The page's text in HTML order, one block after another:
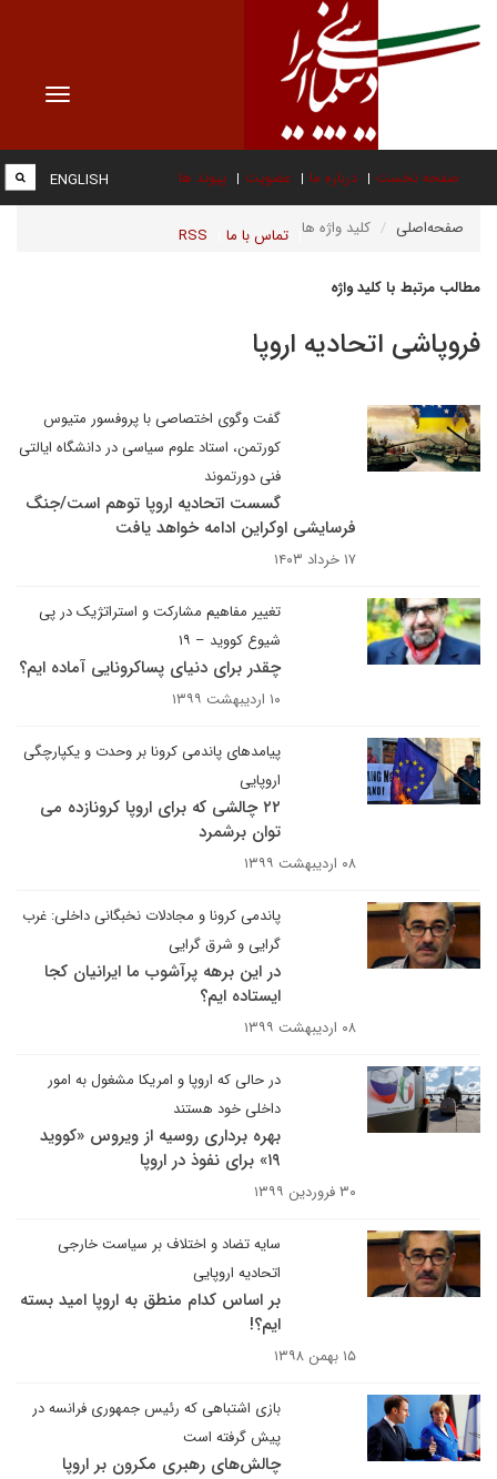
Toggle
صفحه نخست درباره ما عضویت پیوند ها
تماس با ما RSS
ENGLISH
صفحه‌اصلی کلید واژه ها
مطالب مرتبط با کلید واژه
فروپاشی اتحادیه اروپا
گفت وگوی اختصاصی با پروفسور متیوس
کورتمن، استاد علوم سیاسی در دانشگاه ایالتی
فنی دورتموند
گسست اتحادیه اروپا توهم است/جنگ
فرسایشی اوکراین ادامه خواهد یافت
۱۷ خرداد ۱۴۰۳
تغییر مفاهیم مشارکت و استراتژیک در پی
شیوع کووید – ۱۹
چقدر برای دنیای پساکرونایی آماده ایم؟
۱۰ اردیبهشت ۱۳۹۹
پیامدهای پاندمی کرونا بر وحدت و یکپارچگی
اروپایی
۲۲ چالشی که برای اروپا کرونازده می
توان برشمرد
۰۸ اردیبهشت ۱۳۹۹
پاندمی کرونا و مجادلات نخبگانی داخلی: غرب
گرایی و شرق گرایی
در این برهه پرآشوب ما ایرانیان کجا
ایستاده ایم؟
۰۸ اردیبهشت ۱۳۹۹
در حالی که اروپا و امریکا مشغول به امور
داخلی خود هستند
بهره برداری روسیه از ویروس «کووید
۱۹» برای نفوذ در اروپا
۳۰ فروردین ۱۳۹۹
سایه تضاد و اختلاف بر سیاست خارجی
اتحادیه اروپایی
بر اساس کدام منطق به اروپا امید بسته
ایم؟!
۱۵ بهمن ۱۳۹۸
بازی اشتباهی که رئیس جمهوری فرانسه در
پیش گرفته است
چالش‌های رهبری مکرون بر اروپا